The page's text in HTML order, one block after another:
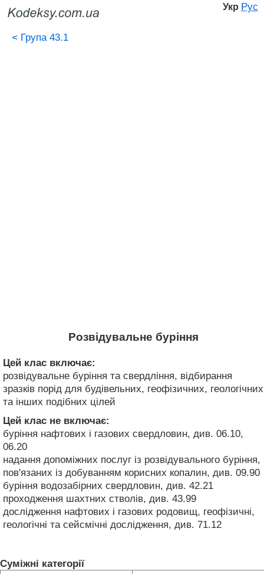
Укр Рус
< Група 43.1
Розвідувальне буріння
Цей клас включає:
розвідувальне буріння та свердління, відбирання
зразків порід для будівельних, геофізичних, геологічних
та інших подібних цілей
Цей клас не включає:
буріння нафтових і газових свердловин, див. 06.10,
06.20
надання допоміжних послуг із розвідувального буріння,
пов'язаних із добуванням корисних копалин, див. 09.90
буріння водозабірних свердловин, див. 42.21
проходження шахтних стволів, див. 43.99
дослідження нафтових і газових родовищ, геофізичні,
геологічні та сейсмічні дослідження, див. 71.12
Суміжні категорії